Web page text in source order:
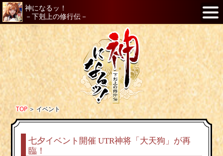
神になるッ！
－下剋上の修行伝－
TOP＞イベント
七夕イベント開催 UTR神将「大天狗」が再
臨！